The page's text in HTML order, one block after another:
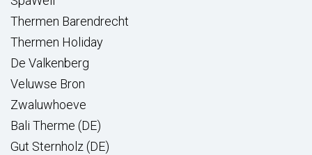
Thermen Barendrecht
Thermen Holiday
De Valkenberg
Veluwse Bron
Zwaluwhoeve
Bali Therme (DE)
Gut Sternholz (DE)